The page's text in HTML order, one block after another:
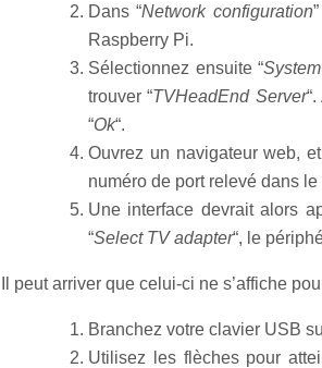
Dans “Network configuration
Raspberry Pi.
Sélectionnez ensuite “
trouver “TVHeadEnd Server
“Ok“.
Ouvrez un navigateur web,
numéro de port relevé dans
Une interface devrait alors
“Select TV adapter“, le
Il peut arriver que celui-ci ne s’affiche
Branchez votre clavier USB
Utilisez les flèches pour